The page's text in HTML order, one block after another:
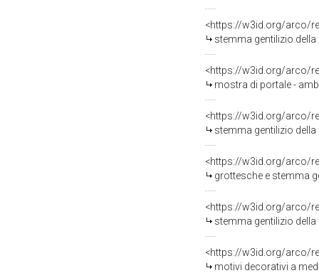
<https://w3id.org/arco/
stemma gentilizio
<https://w3id.org/arco/
mostra di portale -
<https://w3id.org/arco/
stemma gentilizio
<https://w3id.org/arco/
grottesche e stemma
<https://w3id.org/arco/
stemma gentilizio della
<https://w3id.org/arco/
motivi decorativi a